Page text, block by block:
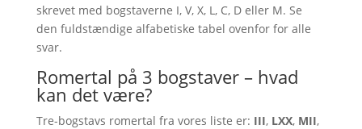
skrevet med bogstaverne I, V, X, L, C, D eller M. Se
den fuldstændige alfabetiske tabel ovenfor for alle
svar.
Romertal på 3 bogstaver – hvad
kan det være?
Tre-bogstavs romertal fra vores liste er: III, LXX, MII,